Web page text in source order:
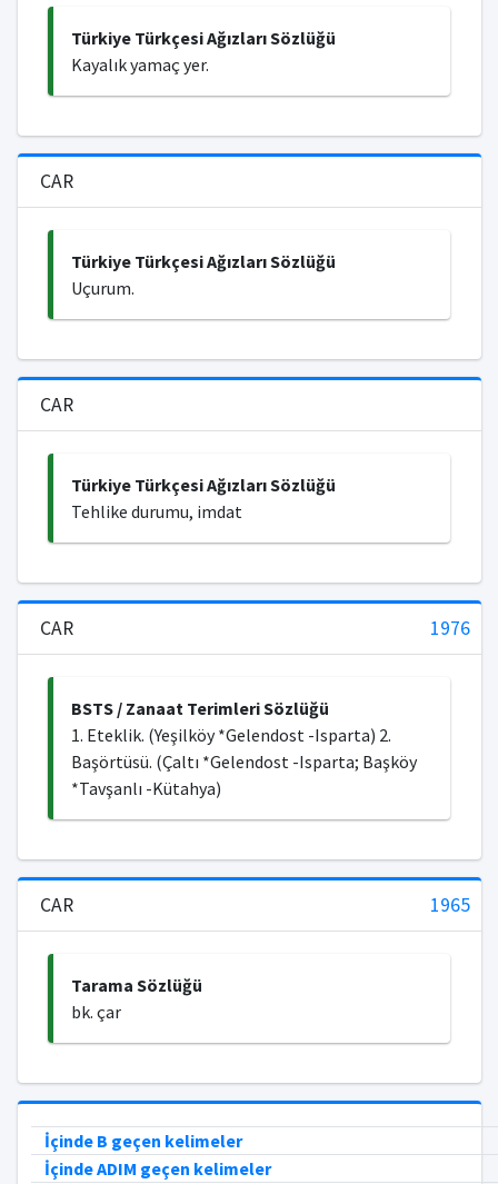
Türkiye Türkçesi Ağızları Sözlüğü
Kayalık yamaç yer.
CAR
Türkiye Türkçesi Ağızları Sözlüğü
Uçurum.
CAR
Türkiye Türkçesi Ağızları Sözlüğü
Tehlike durumu, imdat
CAR 1976
BSTS / Zanaat Terimleri Sözlüğü
1. Eteklik. (Yeşilköy *Gelendost -Isparta) 2.
Başörtüsü. (Çaltı *Gelendost -Isparta; Başköy
*Tavşanlı -Kütahya)
CAR 1965
Tarama Sözlüğü
bk. çar
İçinde B geçen kelimeler
İçinde ADIM geçen kelimeler